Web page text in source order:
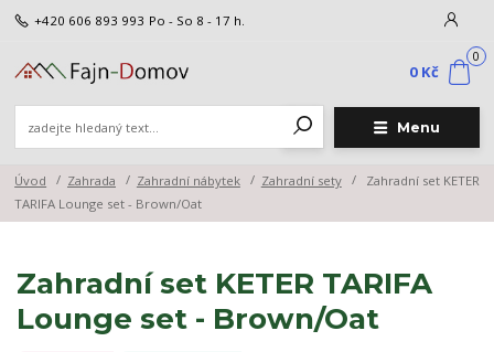
Menu
+420 606 893 993 Po - So 8 - 17 h.
0
0 Kč
Úvod Zahrada Zahradní nábytek Zahradní sety
Zahradní set KETER
TARIFA Lounge set - Brown/Oat
Zahradní set KETER TARIFA
Lounge set - Brown/Oat